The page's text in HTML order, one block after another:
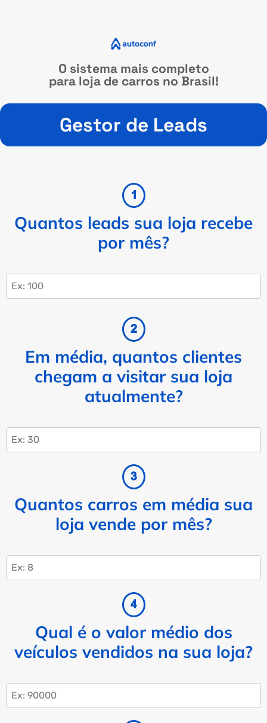
O sistema mais completo
para loja de carros no Brasil!
Gestor de Leads
Quantos leads sua loja recebe
por mês?
Em média, quantos clientes
chegam a visitar sua loja
atualmente?
Quantos carros em média sua
loja vende por mês?
Qual é o valor médio dos
veículos vendidos na sua loja?